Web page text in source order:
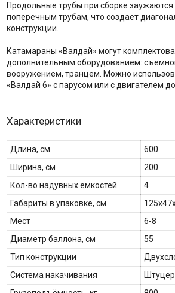
Продольные трубы при сборке заужаются
поперечным трубам, что создает
конструкции.
Катамараны «Валдай» могут
дополнительным оборудованием:
вооружением, транцем. Можно
«Валдай 6» с парусом или с двигателем до
Характеристики
Длина, см
600
Ширина, см
200
Кол-во надувных емкостей
4
Габариты в упаковке, см
Мест
6-8
Диаметр баллона, см
55
Тип конструкции
Система накачивания
Штуцер